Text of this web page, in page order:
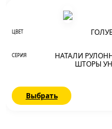
ЦВЕТ
СЕРИЯ
НАТАЛИ
ШТОРЫ
Выбрать